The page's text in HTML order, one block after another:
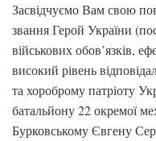
Засвідчуємо Вам свою
звання Герой України
військових обов’язків,
високий рівень
та хороброму патріоту
батальйону 22 окремої
Бурковському Євгену